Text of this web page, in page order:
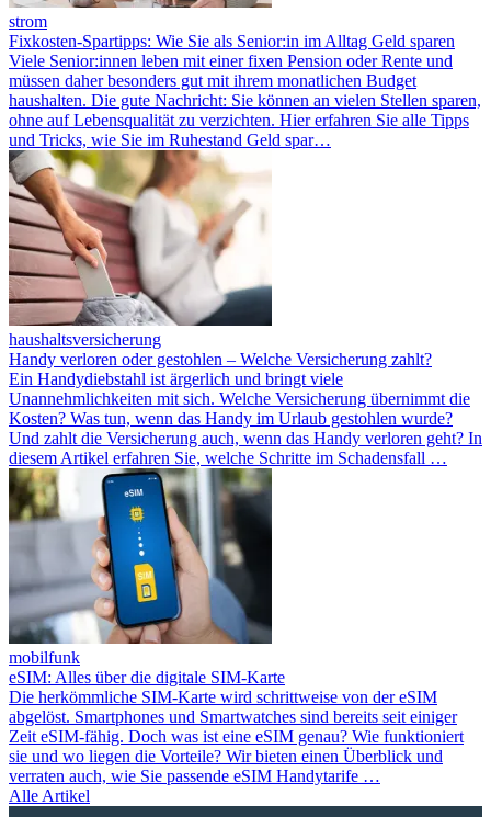
strom
Fixkosten-Spartipps: Wie Sie als Senior:in im Alltag Geld sparen
Viele Senior:innen leben mit einer fixen Pension oder Rente und
müssen daher besonders gut mit ihrem monatlichen Budget
haushalten. Die gute Nachricht: Sie können an vielen Stellen sparen,
ohne auf Lebensqualität zu verzichten. Hier erfahren Sie alle Tipps
und Tricks, wie Sie im Ruhestand Geld spar…
haushaltsversicherung
Handy verloren oder gestohlen – Welche Versicherung zahlt?
Ein Handydiebstahl ist ärgerlich und bringt viele
Unannehmlichkeiten mit sich. Welche Versicherung übernimmt die
Kosten? Was tun, wenn das Handy im Urlaub gestohlen wurde?
Und zahlt die Versicherung auch, wenn das Handy verloren geht? In
diesem Artikel erfahren Sie, welche Schritte im Schadensfall …
mobilfunk
eSIM: Alles über die digitale SIM-Karte
Die herkömmliche SIM-Karte wird schrittweise von der eSIM
abgelöst. Smartphones und Smartwatches sind bereits seit einiger
Zeit eSIM-fähig. Doch was ist eine eSIM genau? Wie funktioniert
sie und wo liegen die Vorteile? Wir bieten einen Überblick und
verraten auch, wie Sie passende eSIM Handytarife …
Alle Artikel